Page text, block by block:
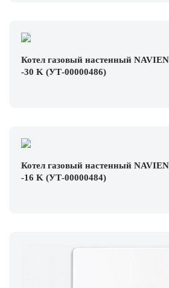
Котел газовый настенный
-30 K (УТ-00000486)
Котел газовый настенный
-16 K (УТ-00000484)